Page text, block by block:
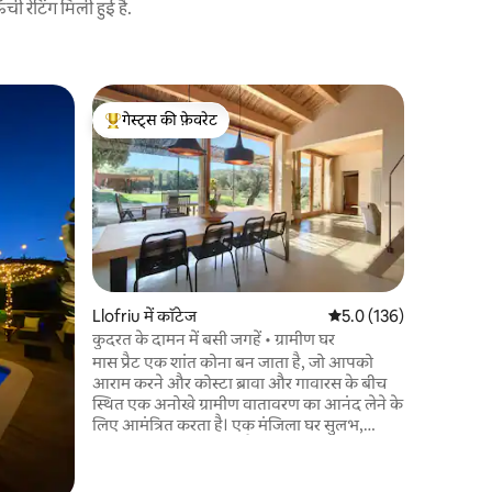
रेटिंग मिली हुई है.
गेस्ट्स का टॉप फ़ेवरेट
गेस्ट्स की फ़ेवरेट
Llofriu में कॉटेज औसत रेटिंग 5 में से 5.0,
5.0 (136)
कुदरत के दामन में बसी जगहें • ग्रामीण घर
मास प्रैट एक शांत कोना बन जाता है, जो आपको
आराम करने और कोस्टा ब्रावा और गावारस के बीच
स्थित एक अनोखे ग्रामीण वातावरण का आनंद लेने के
लिए आमंत्रित करता है। एक मंजिला घर सुलभ,